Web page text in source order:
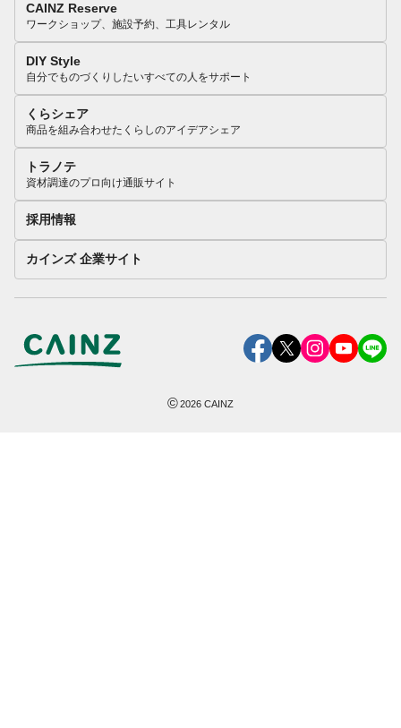
CAINZ Reserve
ワークショップ、施設予約、工具レンタル
DIY Style
自分でものづくりしたいすべての人をサポート
くらシェア
商品を組み合わせたくらしのアイデアシェア
トラノテ
資材調達のプロ向け通販サイト
採用情報
カインズ 企業サイト
©2026 CAINZ